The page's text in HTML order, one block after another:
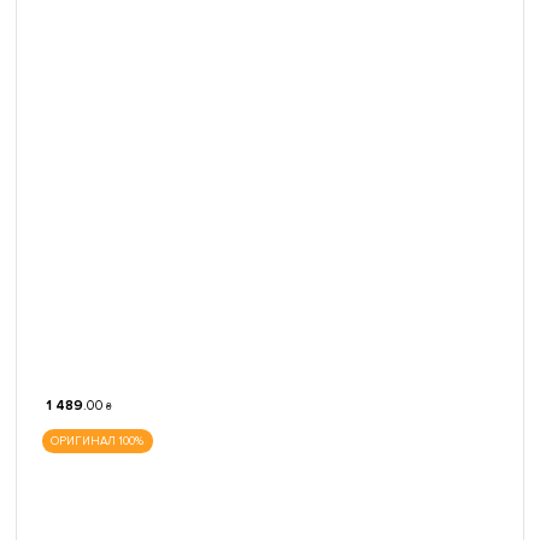
1 489.00 ₴
ОРИГИНАЛ 100%